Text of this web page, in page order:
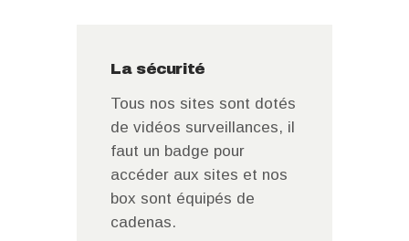
La sécurité
Tous nos sites sont dotés
de vidéos surveillances, il
faut un badge pour
accéder aux sites et nos
box sont équipés de
cadenas.